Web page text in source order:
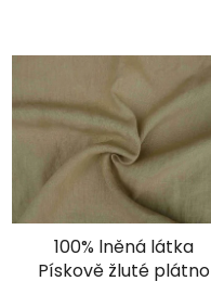
100% lněná látka
Pískově žluté plátno